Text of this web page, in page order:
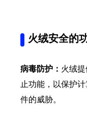
火绒安全的
病毒防护： 火绒
止功能，以保护
件的威胁。